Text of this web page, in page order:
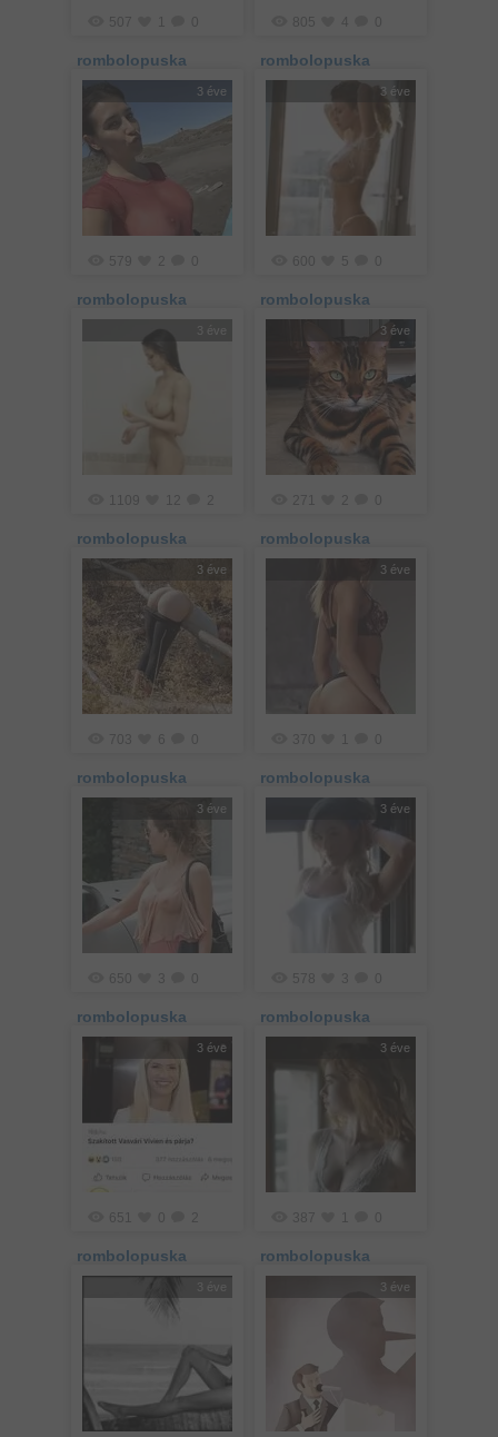
507
rombolopuska
805
rombolopuska
3 éve
579 2
rombolopuska
3 éve
600 5
rombolopuska
3 éve
1109 12 2
rombolopuska
3 éve
271 2
rombolopuska
3 éve
703 6
rombolopuska
3 éve
370
rombolopuska
3 éve
650 3
rombolopuska
3 éve
578 3
rombolopuska
3 éve
651 2
rombolopuska
3 éve
387
rombolopuska
3 éve 3 éve